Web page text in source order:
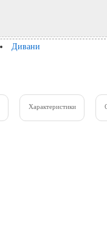
Дивани
Характеристики